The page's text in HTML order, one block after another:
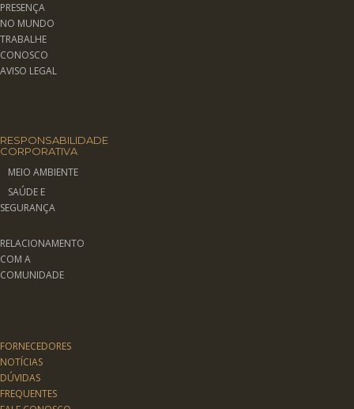
PRESENÇA
NO MUNDO
TRABALHE
CONOSCO
AVISO LEGAL
RESPONSABILIDADE
CORPORATIVA
MEIO AMBIENTE
SAÚDE E
SEGURANÇA
RELACIONAMENTO
COM A
COMUNIDADE
FORNECEDORES
NOTÍCIAS
DÚVIDAS
FREQUENTES